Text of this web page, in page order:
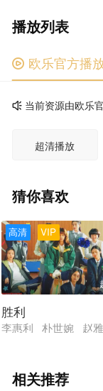
播放列表
 欧乐官方播
当前资源由欧乐
超清播放
猜你喜欢
VIP
高清
胜利
李惠利 朴世婉 赵
相关推荐